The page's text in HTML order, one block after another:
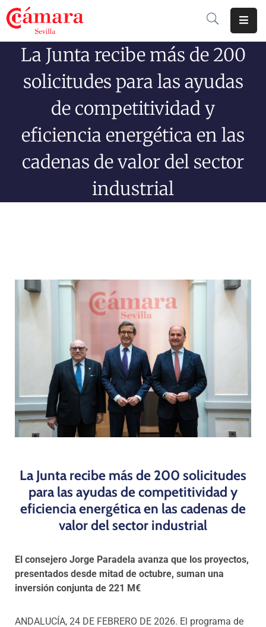
Cámara
Comercio
Soluciones
Club
Formación
Programas
La Junta recibe más de 200
solicitudes para las ayudas
de competitividad y
eficiencia energética en las
cadenas de valor del sector
industrial
La Junta recibe más de 200 solicitudes
para las ayudas de competitividad y
eficiencia energética en las cadenas de
valor del sector industrial
El consejero Jorge Paradela avanza que los proyectos,
presentados desde mitad de octubre, suman una
inversión conjunta de 221 M€
ANDALUCÍA, 24 DE FEBRERO DE 2026. El programa de